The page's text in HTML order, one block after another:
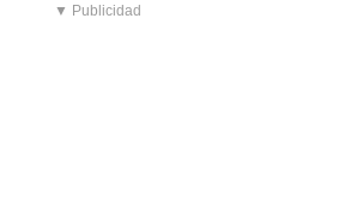
▼ Publicidad